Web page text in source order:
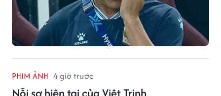
PHIM ẢNH 4 giờ trước
Nỗi sợ hiện tại của Việt Trinh